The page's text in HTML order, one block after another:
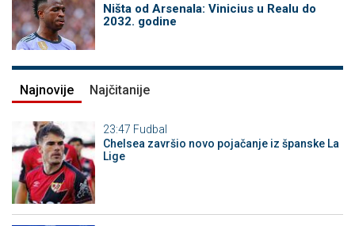
Ništa od Arsenala: Vinicius u Realu do
2032. godine
Najnovije Najčitanije
23:47 Fudbal
Chelsea završio novo pojačanje iz španske La
Lige